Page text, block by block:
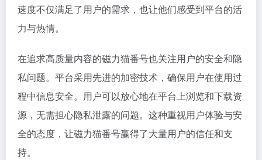
速度不仅满足了用户的需求，也让他们感受到平台的活
力与热情。
在追求高质量内容的磁力猫番号也关注用户的安全和隐
私问题。平台采用先进的加密技术，确保用户在使用过
程中信息安全。用户可以放心地在平台上浏览和下载资
源，无需担心隐私泄露的问题。这种重视用户体验与安
全的态度，让磁力猫番号赢得了大量用户的信任和支
持。